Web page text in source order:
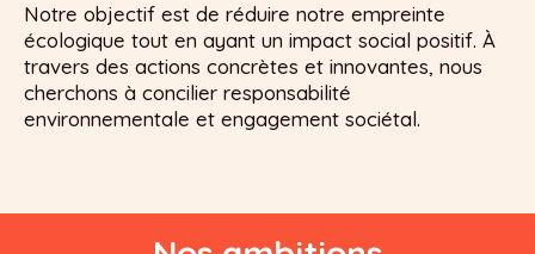
Notre objectif est de réduire notre empreinte
écologique tout en ayant un impact social positif. À
travers des actions concrètes et innovantes, nous
cherchons à concilier responsabilité
environnementale et engagement sociétal.